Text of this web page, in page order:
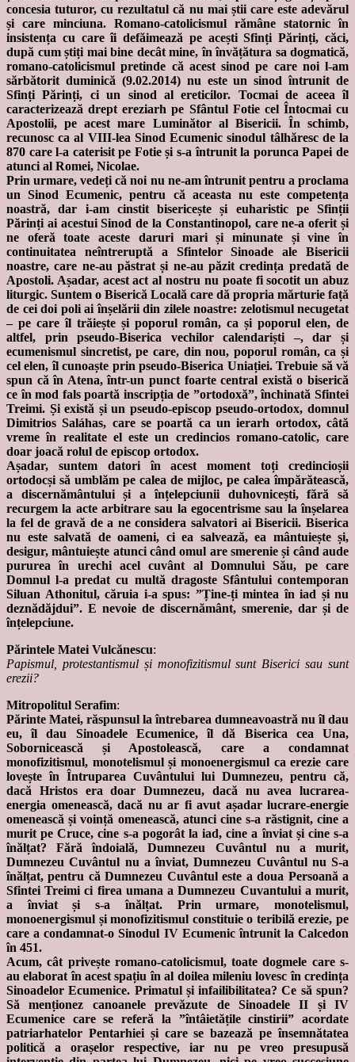
concesia tuturor, cu rezultatul că nu mai știi care este adevărul
și care minciuna. Romano-catolicismul rămâne statornic în
insistența cu care îi defăimează pe acești Sfinți Părinți, căci,
după cum știți mai bine decât mine, în învățătura sa dogmatică,
romano-catolicismul pretinde că acest sinod pe care noi l-am
sărbătorit duminică (9.02.2014) nu este un sinod întrunit de
Sfinți Părinți, ci un sinod al ereticilor. Tocmai de aceea îl
caracterizează drept ereziarh pe Sfântul Fotie cel Întocmai cu
Apostolii, pe acest mare Luminător al Bisericii. În schimb,
recunosc ca al VIII-lea Sinod Ecumenic sinodul tâlhăresc de la
870 care l-a caterisit pe Fotie și s-a întrunit la porunca Papei de
atunci al Romei, Nicolae.
Prin urmare, vedeți că noi nu ne-am întrunit pentru a proclama
un Sinod Ecumenic, pentru că aceasta nu este competența
noastră, dar i-am cinstit bisericește și euharistic pe Sfinții
Părinți ai acestui Sinod de la Constantinopol, care ne-a oferit și
ne oferă toate aceste daruri mari și minunate și vine în
continuitatea neîntreruptă a Sfintelor Sinoade ale Bisericii
noastre, care ne-au păstrat și ne-au păzit credința predată de
Apostoli. Așadar, acest act al nostru nu poate fi socotit un abuz
liturgic. Suntem o Biserică Locală care dă propria mărturie față
de cei doi poli ai înșelării din zilele noastre: zelotismul necugetat
– pe care îl trăiește și poporul român, ca și poporul elen, de
altfel, prin pseudo-Biserica vechilor calendariști –, dar și
ecumenismul sincretist, pe care, din nou, poporul român, ca și
cel elen, îl cunoaște prin pseudo-Biserica Uniației. Trebuie să vă
spun că în Atena, într-un punct foarte central există o biserică
ce în mod fals poartă inscripția de ”ortodoxă”, închinată Sfintei
Treimi. Și există și un pseudo-episcop pseudo-ortodox, domnul
Dimitrios Saláhas, care se poartă ca un ierarh ortodox, câtă
vreme în realitate el este un credincios romano-catolic, care
doar joacă rolul de episcop ortodox.
Așadar, suntem datori în acest moment toți credincioșii
ortodocși să umblăm pe calea de mijloc, pe calea împărătească,
a discernământului și a înțelepciunii duhovnicești, fără să
recurgem la acte arbitrare sau la egocentrisme sau la înșelarea
la fel de gravă de a ne considera salvatori ai Bisericii. Biserica
nu este salvată de oameni, ci ea salvează, ea mântuiește și,
desigur, mântuiește atunci când omul are smerenie și când aude
pururea în urechi acel cuvânt al Domnului Său, pe care
Domnul l-a predat cu multă dragoste Sfântului contemporan
Siluan Athonitul, căruia i-a spus: ”Ține-ți mintea în iad și nu
deznădăjdui”. E nevoie de discernământ, smerenie, dar și de
înțelepciune.
Părintele Matei Vulcănescu:
Papismul, protestantismul și monofizitismul sunt Biserici sau sunt
erezii?
Mitropolitul Serafim:
Părinte Matei, răspunsul la întrebarea dumneavoastră nu îl dau
eu, îl dau Sinoadele Ecumenice, îl dă Biserica cea Una,
Sobornicească și Apostolească, care a condamnat
monofizitismul, monotelismul și monoenergismul ca erezie care
lovește în Întruparea Cuvântului lui Dumnezeu, pentru că,
dacă Hristos era doar Dumnezeu, dacă nu avea lucrarea-
energia omenească, dacă nu ar fi avut așadar lucrare-energie
omenească și voință omenească, atunci cine s-a răstignit, cine a
murit pe Cruce, cine s-a pogorât la iad, cine a înviat și cine s-a
înălțat? Fără îndoială, Dumnezeu Cuvântul nu a murit,
Dumnezeu Cuvântul nu a înviat, Dumnezeu Cuvântul nu S-a
înălțat, pentru că Dumnezeu Cuvântul este a doua Persoană a
Sfintei Treimi ci firea umana a Dumnezeu Cuvantului a murit,
a înviat și s-a înălțat. Prin urmare, monotelismul,
monoenergismul și monofizitismul constituie o teribilă erezie, pe
care a condamnat-o Sinodul IV Ecumenic întrunit la Calcedon
în 451.
Acum, cât privește romano-catolicismul, toate dogmele care s-
au elaborat în acest spațiu în al doilea mileniu lovesc în credința
Sinoadelor Ecumenice. Primatul și infailibilitatea? Ce să spun?
Să menționez canoanele prevăzute de Sinoadele II și IV
Ecumenice care se referă la ”întâietățile cinstirii” acordate
patriarhatelor Pentarhiei și care se bazează pe însemnătatea
politică a orașelor respective, iar nu pe vreo presupusă